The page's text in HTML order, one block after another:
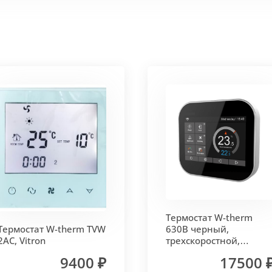
покрытием чёрного цвета.
- золото, бронза, чёрный, серебро (без доплат)
решетки - 13мм.Может быть изменена на 10 или 18
W-therm TVW
Vitron
9400 ₽
Термостат W-therm
630В черный,
трехскоростной,
17500